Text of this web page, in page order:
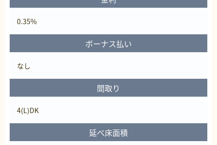
0.35%
ボーナス払い
なし
間取り
4(L)DK
延べ床面積